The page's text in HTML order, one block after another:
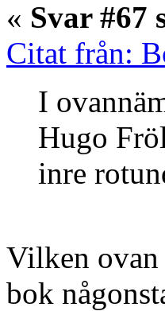
« Svar #67
Citat från:
I
Hugo
inre
Vilken ovan
bok